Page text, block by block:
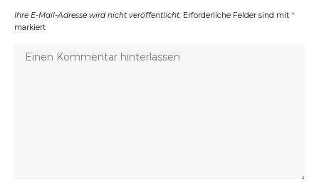
Ihre E-Mail-Adresse wird nicht veröffentlicht. Erforderliche Felder sind mit *
markiert